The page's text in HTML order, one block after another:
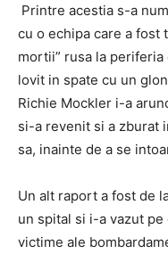
Printre acestia s-a
cu o echipa care a fost
mortii” rusa la
lovit in spate cu un
Richie Mockler i-a
si-a revenit si a zburat
sa, inainte de a se
Un alt raport a fost de
un spital si i-a vazut
victime ale